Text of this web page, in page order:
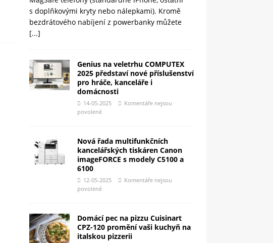
s doplňkovými kryty nebo nálepkami). Kromě
bezdrátového nabíjení z powerbanky můžete
[...]
Genius na veletrhu COMPUTEX
2025 představí nové příslušenství
pro hráče, kanceláře i
domácnosti
14-05-2025
Komentáře nejsou
povolené
Nová řada multifunkčních
kancelářských tiskáren Canon
imageFORCE s modely C5100 a
6100
12-05-2025
Komentáře nejsou
povolené
Domácí pec na pizzu Cuisinart
CPZ-120 promění vaši kuchyň na
italskou pizzerii